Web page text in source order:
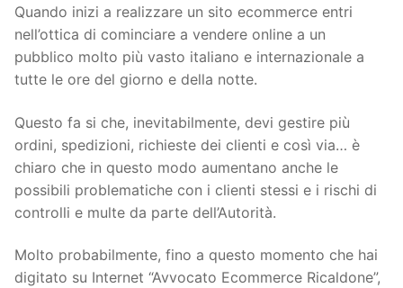
Quando inizi a realizzare un sito ecommerce entri
nell’ottica di cominciare a vendere online a un
pubblico molto più vasto italiano e internazionale a
tutte le ore del giorno e della notte.
Questo fa si che, inevitabilmente, devi gestire più
ordini, spedizioni, richieste dei clienti e così via… è
chiaro che in questo modo aumentano anche le
possibili problematiche con i clienti stessi e i rischi di
controlli e multe da parte dell’Autorità.
Molto probabilmente, fino a questo momento che hai
digitato su Internet “Avvocato Ecommerce Ricaldone”,